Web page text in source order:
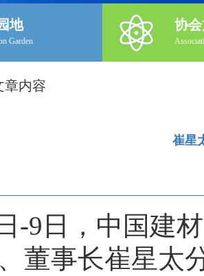
地
Garden
协
章内容
崔星
-9日，中国建
董事长崔星太